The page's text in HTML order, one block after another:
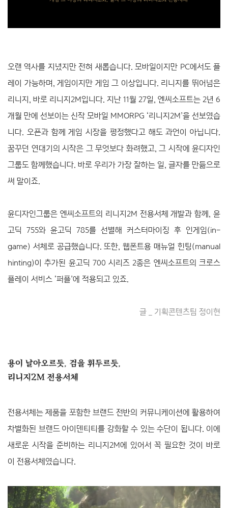
오랜 역사를 지녔지만 전혀 새롭습니다. 모바일이지만 PC에서도 플
레이 가능하며, 게임이지만 게임 그 이상입니다. 리니지를 뛰어넘은
리니지, 바로 리니지2M입니다. 지난 11월 27일, 엔씨소프트는 2년 6
개월 만에 선보이는 신작 모바일 MMORPG ‘리니지2M’을 선보였습
니다. 오픈과 함께 게임 시장을 평정했다고 해도 과언이 아닙니다.
꿈꾸던 연대기의 시작은 그 무엇보다 화려했고, 그 시작에 윤디자인
그룹도 함께했습니다. 바로 우리가 가장 잘하는 일, 글자를 만듦으로
써 말이죠.
윤디자인그룹은 엔씨소프트의 리니지2M 전용서체 개발과 함께, 윤
고딕 755와 윤고딕 785를 선별해 커스터마이징 후 인게임(in-
game) 서체로 공급했습니다. 또한, 웹폰트용 매뉴얼 힌팅(manual
hinting)이 추가된 윤고딕 700 시리즈 2종은 엔씨소프트의 크로스
플레이 서비스 ‘퍼플’에 적용되고 있죠.
글 _ 기획콘텐츠팀 정이현
전용서체는 제품을 포함한 브랜드 전반의 커뮤니케이션에 활용하여
차별화된 브랜드 아이덴티티를 강화할 수 있는 수단이 됩니다. 이에
새로운 시작을 준비하는 리니지2M에 있어서 꼭 필요한 것이 바로
이 전용서체였습니다.